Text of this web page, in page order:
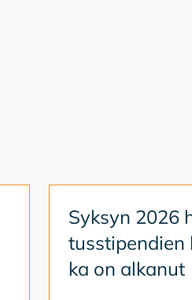
Syk­syn 2026
ka on al­ka­nut